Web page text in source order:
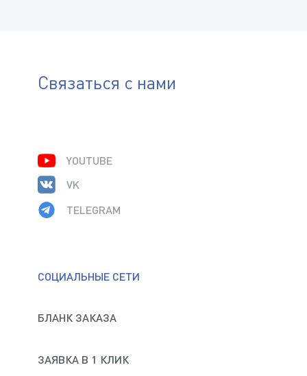
Нажимая на кнопку «Отправить», я даю своё согласие
персональных данных
Связаться с нами
СОЦИАЛЬНЫЕ СЕТИ
БЛАНК ЗАКАЗА
ЗАЯВКА В 1 КЛИК
YOUTUBE
VK
TELEGRAM